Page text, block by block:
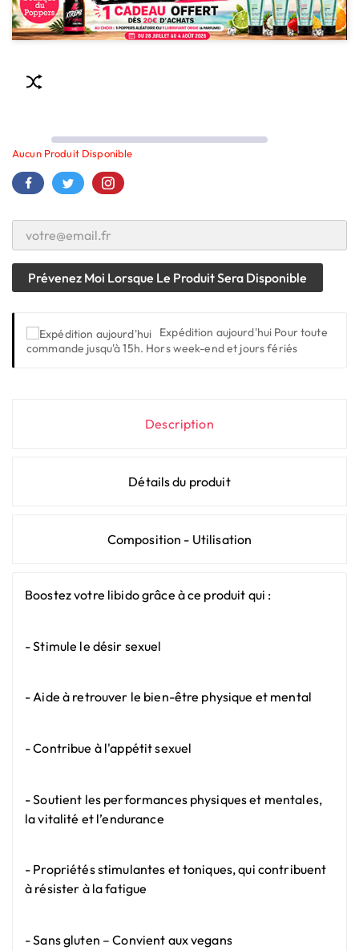
Aucun Produit Disponible
Prévenez Moi Lorsque Le Produit Sera Disponible
Expédition aujourd'hui Pour toute
commande jusqu'à 15h. Hors week-end et jours fériés
Description
Détails du produit
Composition - Utilisation
Boostez votre libido grâce à ce produit qui :
- Stimule le désir sexuel
- Aide à retrouver le bien-être physique et mental
- Contribue à l'appétit sexuel
- Soutient les performances physiques et mentales,
la vitalité et l’endurance
- Propriétés stimulantes et toniques, qui contribuent
à résister à la fatigue
- Sans gluten – Convient aux vegans